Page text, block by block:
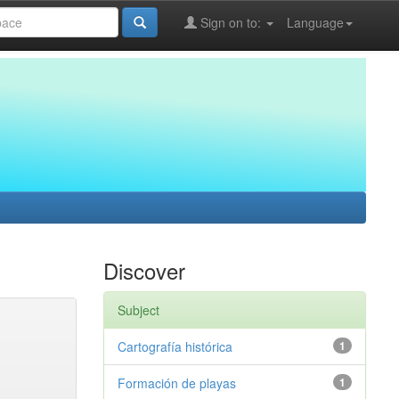
Language
Sign on to:
Discover
Subject
1
Cartografía histórica
1
Formación de playas